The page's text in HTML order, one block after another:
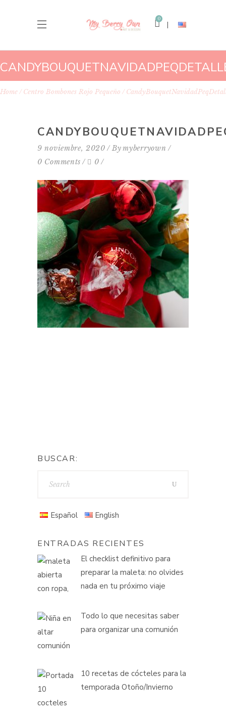
0
Home Centro Bombones Rojo Pequeño
9 noviembre, 2020 Bymyberryown
0 Comments
0
BUSCAR:
Español English
ENTRADAS RECIENTES
El checklist definitivo para
preparar la maleta: no olvides
nada en tu próximo viaje
Todo lo que necesitas saber
para organizar una comunión
10 recetas de cócteles para la
temporada Otoño/Invierno